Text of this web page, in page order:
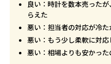
良い：時計を数本売った
らえた
悪い：担当者の対応が冷た
悪い：もう少し柔軟に対
悪い：相場よりも安かっ